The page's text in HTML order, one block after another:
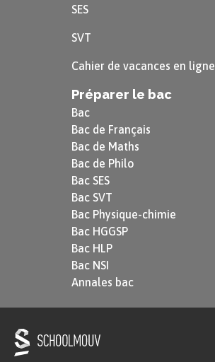
SES
SVT
Cahier de vacances en ligne
Préparer le bac
Bac
Bac de Français
Bac de Maths
Bac de Philo
Bac SES
Bac SVT
Bac Physique-chimie
Bac HGGSP
Bac HLP
Bac NSI
Annales bac